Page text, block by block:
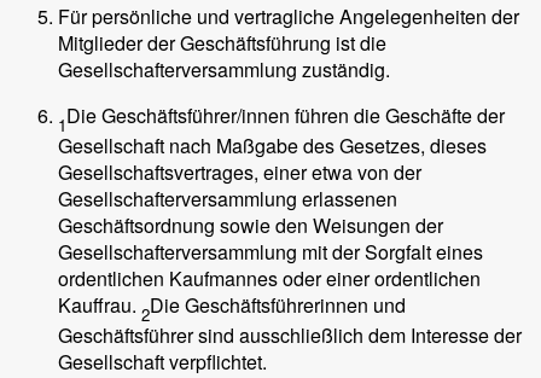
Für persönliche und vertragliche Angelegenheiten der
Mitglieder der Geschäftsführung ist die
Gesellschafterversammlung zuständig.
1Die Geschäftsführer/innen führen die Geschäfte der
Gesellschaft nach Maßgabe des Gesetzes, dieses
Gesellschaftsvertrages, einer etwa von der
Gesellschafterversammlung erlassenen
Geschäftsordnung sowie den Weisungen der
Gesellschafterversammlung mit der Sorgfalt eines
ordentlichen Kaufmannes oder einer ordentlichen
Kauffrau. 2Die Geschäftsführerinnen und
Geschäftsführer sind ausschließlich dem Interesse der
Gesellschaft verpflichtet.